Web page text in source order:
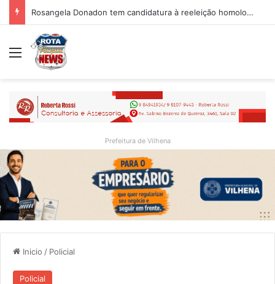
Rosangela Donadon tem candidatura à reeleição homologada durante convenção partidária
Menu
Prefeitura de Vilhena
Inicio / Policial
Policial